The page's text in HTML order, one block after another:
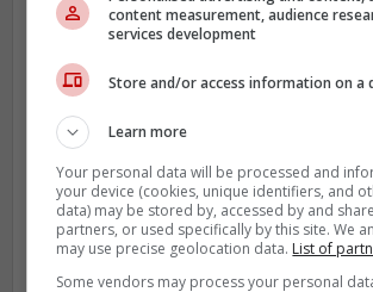
Je m'attends à ce qu'il
la première paire défensive,
probablement avec Kaiden
- Stu Cowan
-
content measurement, audience
services development
Store and/or access information on a
Learn more
Your personal data will be processed and
your device (cookies, unique identifiers, and
data) may be stored by, accessed by and
partners, or used specifically by this site. We
may use precise geolocation data. List of
Some vendors may process your personal